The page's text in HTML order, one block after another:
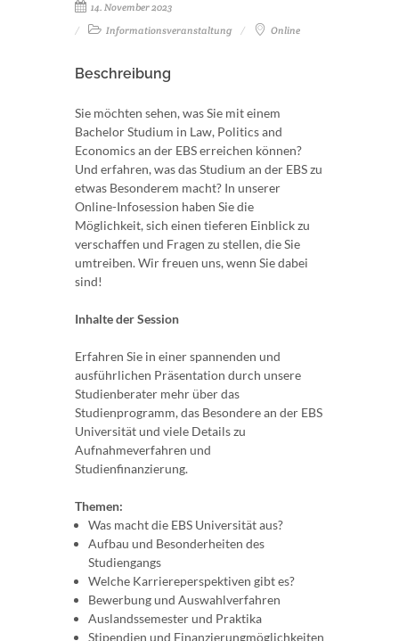
14. November 2023
Informationsveranstaltung
Online
Beschreibung
Sie möchten sehen, was Sie mit einem
Bachelor Studium in Law, Politics and
Economics an der EBS erreichen können?
Und erfahren, was das Studium an der EBS zu
etwas Besonderem macht? In unserer
Online-Infosession haben Sie die
Möglichkeit, sich einen tieferen Einblick zu
verschaffen und Fragen zu stellen, die Sie
umtreiben. Wir freuen uns, wenn Sie dabei
sind!
Inhalte der Session
Erfahren Sie in einer spannenden und
ausführlichen Präsentation durch unsere
Studienberater mehr über das
Studienprogramm, das Besondere an der EBS
Universität und viele Details zu
Aufnahmeverfahren und
Studienfinanzierung.
Themen:
Was macht die EBS Universität aus?
Aufbau und Besonderheiten des
Studiengangs
Welche Karriereperspektiven gibt es?
Bewerbung und Auswahlverfahren
Auslandssemester und Praktika
Stipendien und Finanzierungmöglichkeiten